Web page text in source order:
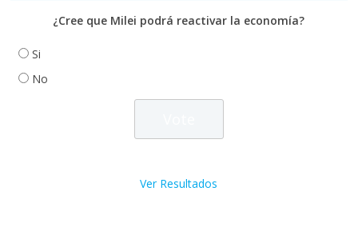
¿Cree que Milei podrá reactivar la economía?
Si
No
Ver Resultados